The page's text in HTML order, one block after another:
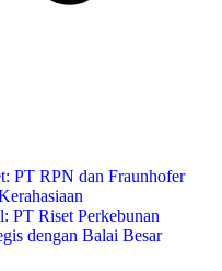
PT RPN dan Fraunhofer
PT Riset Perkebunan
dengan Balai Besar